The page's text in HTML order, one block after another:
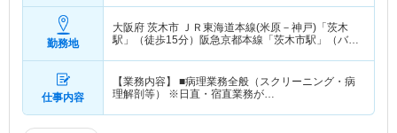
勤務地
大阪府 茨木市 ＪＲ東海道本線(米原－神戸)「茨木
駅」（徒歩15分）阪急京都本線「茨木市駅」（バ
仕事内容
【業務内容】 ■病理業務全般（スクリーニング・病
理解剖等） ※日直・宿直業務が…